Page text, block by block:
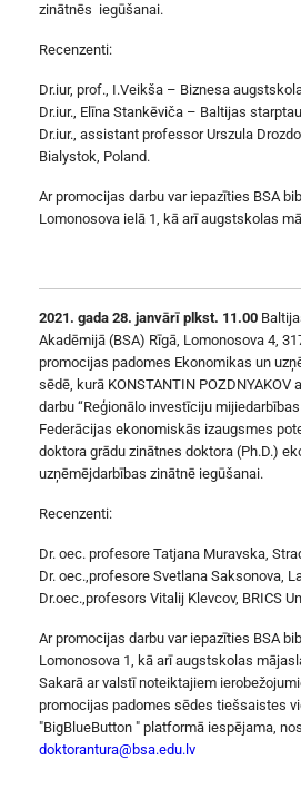
zinātnēs iegūšanai.
Recenzenti:
Dr.iur, prof., I.Veikša – Biznesa
Dr.iur., Elīna Stankēviča – Baltijas
Dr.iur., assistant professor Urszula
Bialystok, Poland.
Ar promocijas darbu var iepazīties BSA
Lomonosova ielā 1, kā arī augstskolas
2021. gada 28. janvārī plkst. 11.00
Akadēmijā (BSA) Rīgā, Lomonosova 4,
promocijas padomes Ekonomikas un
sēdē, kurā KONSTANTIN POZDNYAKOV
darbu “Reģionālo investīciju
Federācijas ekonomiskās izaugsmes
doktora grādu zinātnes doktora (Ph.D.)
uzņēmējdarbības zinātnē iegūšanai.
Recenzenti:
Dr. oec. profesore Tatjana Muravska,
Dr. oec.,profesore Svetlana Saksonova,
Dr.oec.,profesors Vitalij Klevcov, BRICS
Ar promocijas darbu var iepazīties BSA
Lomonosova 1, kā arī augstskolas
Sakarā ar valstī noteiktajiem
promocijas padomes sēdes tiešsaistes
"BigBlueButton " platformā iespējama,
doktorantura@bsa.edu.lv